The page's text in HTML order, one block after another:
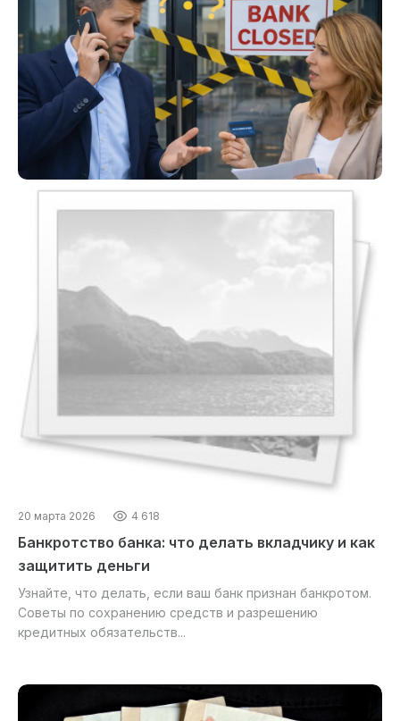
20 марта 2026 4 618
Банкротство банка: что делать вкладчику и как
защитить деньги
Узнайте, что делать, если ваш банк признан банкротом.
Советы по сохранению средств и разрешению
кредитных обязательств...